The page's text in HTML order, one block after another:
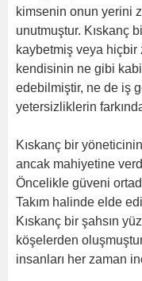
kimsenin onun yerini
unutmuştur. Kıskanç
kaybetmiş veya hiçbir
kendisinin ne gibi
edebilmiştir, ne de iş
yetersizliklerin
Kıskanç bir
ancak mahiyetine
Öncelikle güveni
Takım halinde elde
Kıskanç bir şahsın
köşelerden
insanları her zaman